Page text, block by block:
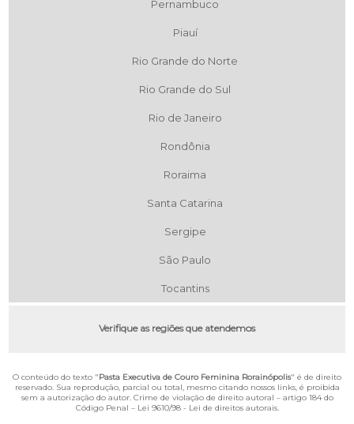
Pernambuco
Piauí
Rio Grande do Norte
Rio Grande do Sul
Rio de Janeiro
Rondônia
Roraima
Santa Catarina
Sergipe
São Paulo
Tocantins
Verifique as regiões que atendemos
O conteúdo do texto "Pasta Executiva de Couro Feminina Rorainópolis" é de direito
reservado. Sua reprodução, parcial ou total, mesmo citando nossos links, é proibida
sem a autorização do autor. Crime de violação de direito autoral – artigo 184 do
Código Penal – Lei 9610/98 - Lei de direitos autorais.